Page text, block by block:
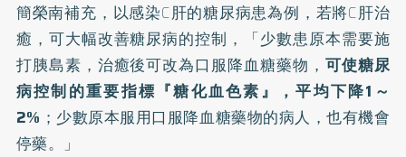
簡榮南補充，以感染C肝的糖尿病患為例，若將C肝治
癒，可大幅改善糖尿病的控制，「少數患原本需要施
打胰島素，治癒後可改為口服降血糖藥物， 可使糖尿
病控制的重要指標『糖化血色素』，平均下降1～
2% ；少數原本服用口服降血糖藥物的病人，也有機會
停藥。」